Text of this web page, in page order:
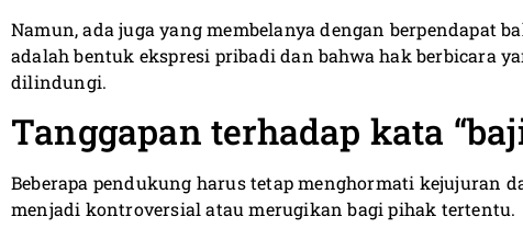
Namun, ada juga yang membelanya dengan berpendapat
adalah bentuk ekspresi pribadi dan bahwa hak berbicara
dilindungi.
Tanggapan terhadap kata
Beberapa pendukung harus tetap menghormati kejujuran
menjadi kontroversial atau merugikan bagi pihak tertentu.